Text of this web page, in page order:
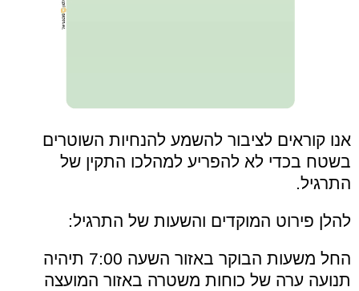
אנו קוראים לציבור להשמע להנחיות השוטרים
בשטח בכדי לא להפריע למהלכו התקין של
התרגיל.
להלן פירוט המוקדים והשעות של התרגיל:
החל משעות הבוקר באזור השעה 7:00 תיהיה
תנועה ערה של כוחות משטרה באזור המועצה